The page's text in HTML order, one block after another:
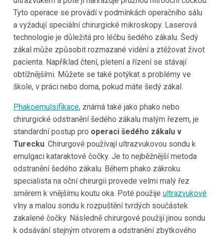
Tyto operace se provádí v podmínkách operačního sálu
a vyžadují speciální chirurgické mikroskopy. Laserová
technologie je důležitá pro léčbu šedého zákalu. Šedý
zákal může způsobit rozmazané vidění a ztěžovat život
pacienta. Například čtení, pletení a řízení se stávají
obtížnějšími. Můžete se také potýkat s problémy ve
škole, v práci nebo doma, pokud máte šedý zákal.
Phakoemulsifikace, známá také jako phako nebo
chirurgické odstranění šedého zákalu malým řezem, je
standardní postup pro operaci šedého zákalu v
Turecku. Chirurgové používají ultrazvukovou sondu k
emulgaci kataraktové čočky. Je to nejběžnější metoda
odstranění šedého zákalu. Během phako zákroku
specialista na oční chirurgii provede velmi malý řez
směrem k vnějšímu koutu oka. Poté použije ultrazvukové
vlny a malou sondu k rozpuštění tvrdých součástek
zakalené čočky. Následně chirurgové použijí jinou sondu
k odsávání stejným otvorem a odstranění zbytkového